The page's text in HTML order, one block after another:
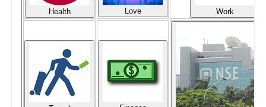
Health Love Work